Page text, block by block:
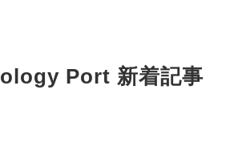
Port 新着記事